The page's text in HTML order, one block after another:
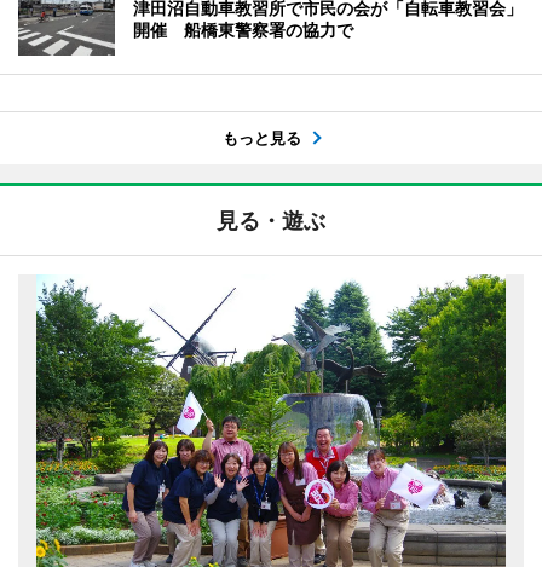
津田沼自動車教習所で市民の会が「自転車教習会」
開催 船橋東警察署の協力で
もっと見る
見る・遊ぶ